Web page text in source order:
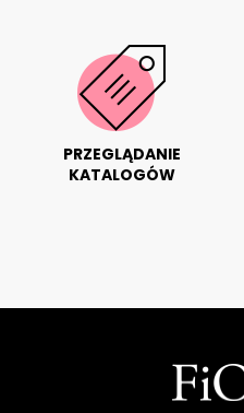
PRZEGLĄDANIE
KATALOGÓW